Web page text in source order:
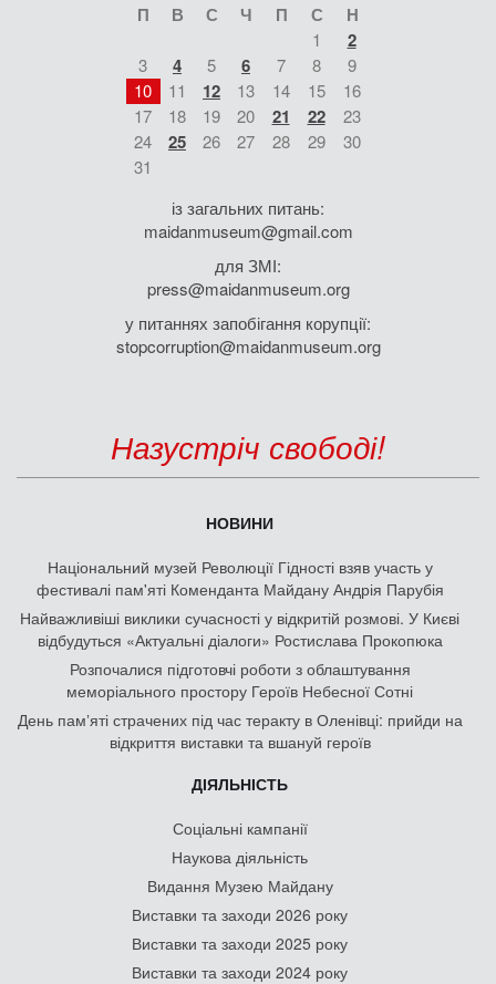
П В С Ч П С Н
1 2
3 4 5 6 7 8
9
10
11 12 13 14 15
16
17
18 19 20 21 22
23
24
25 26 27 28 29
30
31
із загальних питань:
maidanmuseum@gmail.com
для ЗМІ:
press@maidanmuseum.org
у питаннях запобігання корупції:
stopcorruption@maidanmuseum.org
Назустріч свободі!
НОВИНИ
Національний музей Революції Гідності взяв участь у
фестивалі пам'яті Коменданта Майдану Андрія Парубія
Найважливіші виклики сучасності у відкритій розмові. У Києві
відбудуться «Актуальні діалоги» Ростислава Прокопюка
Розпочалися підготовчі роботи з облаштування
меморіального простору Героїв Небесної Сотні
День памʼяті страчених під час теракту в Оленівці: прийди на
відкриття виставки та вшануй героїв
ДІЯЛЬНІСТЬ
Соціальні кампанії
Наукова діяльність
Видання Музею Майдану
Виставки та заходи 2026 року
Виставки та заходи 2025 року
Виставки та заходи 2024 року